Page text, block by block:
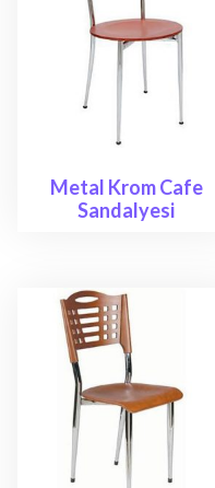
Metal Krom Cafe
Sandalyesi